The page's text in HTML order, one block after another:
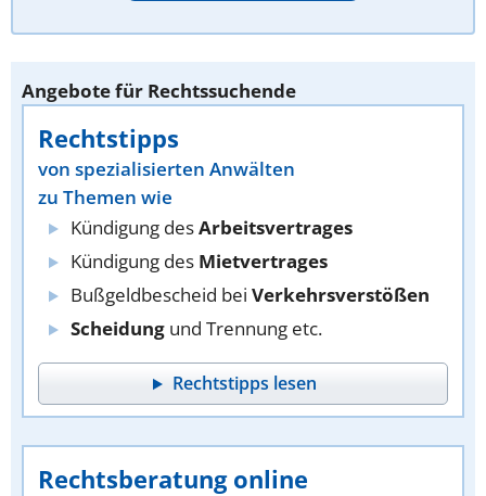
Angebote für Rechtssuchende
Rechtstipps
von spezialisierten Anwälten
zu Themen wie
Kündigung desArbeitsvertrages
Kündigung des Mietvertrages
Bußgeldbescheid bei Verkehrsverstößen
Scheidung und Trennung etc.
Rechtstipps lesen
Rechtsberatung online